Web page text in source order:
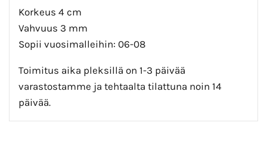
Korkeus 4 cm
Vahvuus 3 mm
Sopii vuosimalleihin: 06-08
Toimitus aika pleksillä on 1-3 päivää
varastostamme ja tehtaalta tilattuna noin 14
päivää.